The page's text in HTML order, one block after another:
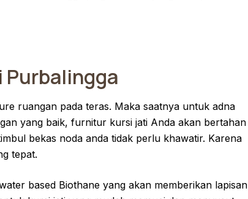
Purbalingga
ruangan pada teras. Maka saatnya untuk adna
yang baik, furnitur kursi jati Anda akan bertahan
bekas noda anda tidak perlu khawatir. Karena
tepat.
based Biothane yang akan memberikan lapisan